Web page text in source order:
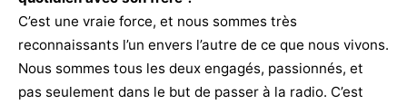
C’est une vraie force, et nous sommes très
reconnaissants l’un envers l’autre de ce que nous vivons.
Nous sommes tous les deux engagés, passionnés, et
pas seulement dans le but de passer à la radio. C’est